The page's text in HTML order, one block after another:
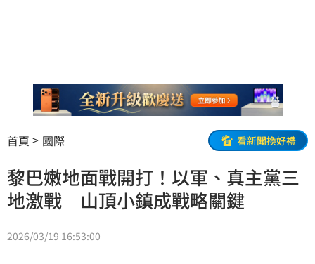
首頁 國際 看新聞換好禮
黎巴嫩地面戰開打！以軍、真主黨三
地激戰 山頂小鎮成戰略關鍵
2026/03/19 16:53:00